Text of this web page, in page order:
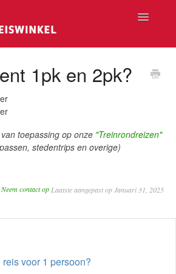
Toggle
FAQ Passen
1pk en 2pk?
toepassing op onze "Treinrondreizen"
stedentrips en overige)
Neem contact op Laatste aangepast op Januari 31, 2025
voor 1 persoon?